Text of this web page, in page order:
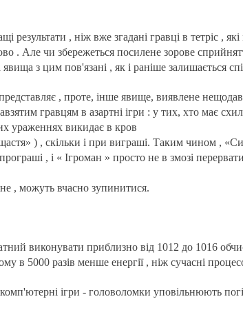
результати , ніж вже згадані гравці в тетріс ,
. Але чи збережеться посилене зорове
явища з цим пов'язані , як і раніше залишається
, проте, інше явище, виявлене
гравцям в азартні ігри : у тих, хто має
ураженнях викидає в кров
) , скільки і при виграші. Таким чином ,
, і « Ігроман » просто не в змозі
, можуть вчасно зупинитися.
виконувати приблизно від 1012 до 1016
в 5000 разів менше енергії , ніж сучасні
ігри - головоломки уповільнюють